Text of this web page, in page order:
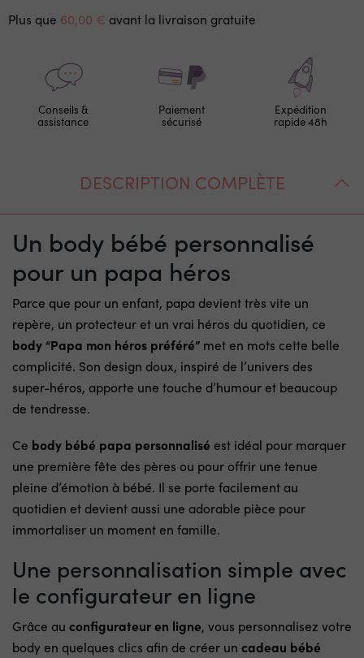
Plus que 60,00 € avant la livraison gratuite
Conseils &
assistance
Paiement
sécurisé
Expédition
rapide 48h
DESCRIPTION COMPLÈTE
Un body bébé personnalisé
pour un papa héros
Parce que pour un enfant, papa devient très vite un
repère, un protecteur et un vrai héros du quotidien, ce
body “Papa mon héros préféré” met en mots cette belle
complicité. Son design doux, inspiré de l’univers des
super-héros, apporte une touche d’humour et beaucoup
de tendresse.
Ce body bébé papa personnalisé est idéal pour marquer
une première fête des pères ou pour offrir une tenue
pleine d’émotion à bébé. Il se porte facilement au
quotidien et devient aussi une adorable pièce pour
immortaliser un moment en famille.
Une personnalisation simple avec
le configurateur en ligne
Grâce au configurateur en ligne, vous personnalisez votre
body en quelques clics afin de créer un cadeau bébé